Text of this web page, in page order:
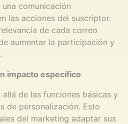
comunicación
las acciones del suscriptor.
de cada correo
aumentar la participación y
impacto específico
de las funciones básicas y
de personalización. Esto
del marketing adaptar sus